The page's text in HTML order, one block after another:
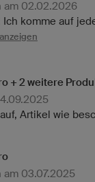
am 02.02.2026
komme auf
+ 2 weitere
Artikel wie
am 03.07.2025